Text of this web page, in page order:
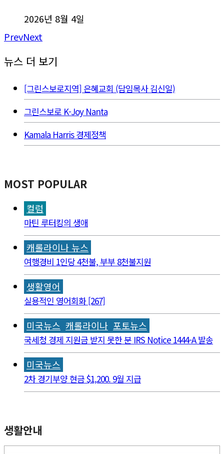
2026년 8월 4일
PrevNext
뉴스 더 보기
[그린스보로지역] 은혜교회 (담임목사 김신일)
그린스보로 K-Joy Nanta
Kamala Harris 경제정책
MOST POPULAR
컬럼
마틴 루터킹의 생애
캐롤라이나 뉴스
여행경비 1인당 4천불, 부부 8천불지원
생활영어
실용적인 영어회화 [267]
미국뉴스 캐롤라이나 포토뉴스
국세청 경제 지원금 받지 못한 분 IRS Notice 1444-A 발송
미국뉴스
2차 경기부양 현금 $1,200. 9월 지급
생활안내